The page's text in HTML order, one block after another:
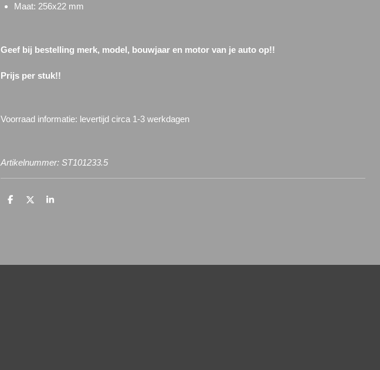
Maat: 256x22 mm
Geef bij bestelling merk, model, bouwjaar en motor van je auto op!!
Prijs per stuk!!
Voorraad informatie: levertijd circa 1-3 werkdagen
Artikelnummer: ST101233.5
D
D
S